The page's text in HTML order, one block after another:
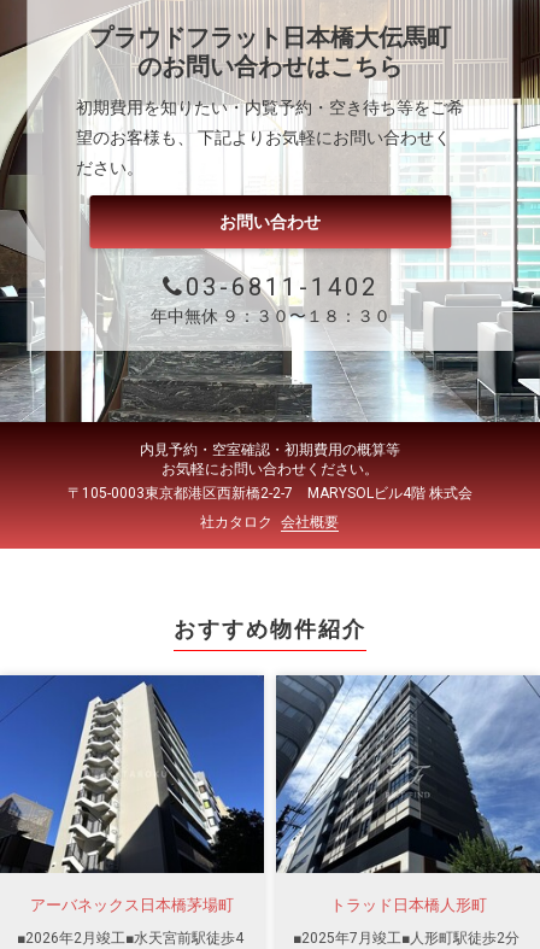
プラウドフラット日本橋大伝馬町
のお問い合わせはこちら
初期費用を知りたい・内覧予約・空き待ち等をご希
望のお客様も、 下記よりお気軽にお問い合わせく
ださい。
お問い合わせ
03-6811-1402
年中無休 ９：３０〜１８：３０
内見予約・空室確認・初期費用の概算等
お気軽にお問い合わせください。
〒105-0003東京都港区西新橋2-2-7 MARYSOLビル4階 株式会
社カタロク
会社概要
おすすめ物件紹介
アーバネックス日本橋茅場町
■2026年2月竣工■水天宮前駅徒歩4
トラッド日本橋人形町
■2025年7月竣工■人形町駅徒歩2分